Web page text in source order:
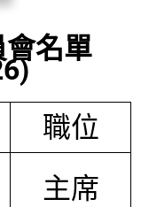
名單
職位
主席